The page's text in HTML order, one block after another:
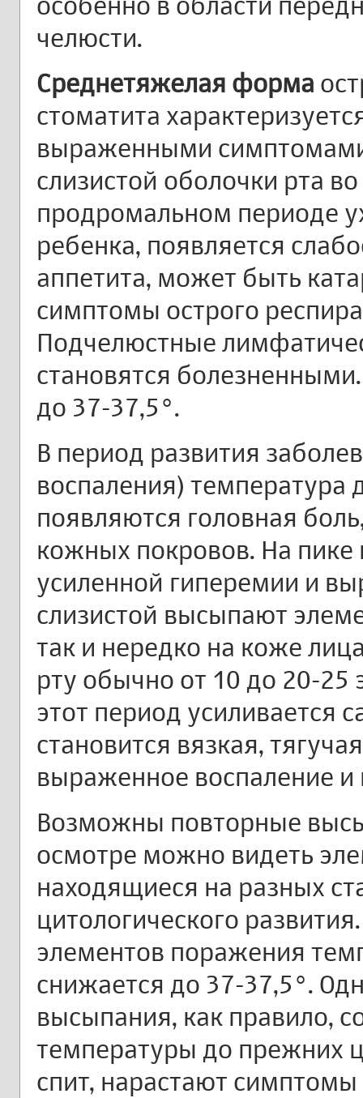
челюсти.
Среднетяжелая форма
стоматита
выраженными
слизистой оболочки рта
продромальном периоде
ребенка, появляется
аппетита, может быть
симптомы острого
Подчелюстные
становятся
до 37-37,5°.
В период развития
воспаления) температура
появляются головная
кожных покровов. На
усиленной гиперемии и
слизистой высыпают
так и нередко на коже
рту обычно от 10 до 20-
этот период усиливается
становится вязкая,
выраженное воспаление и
Возможны повторные
осмотре можно видеть
находящиеся на разных
цитологического
элементов поражения
снижается до 37-37,5°.
высыпания, как правило,
температуры до прежних
спит, нарастают